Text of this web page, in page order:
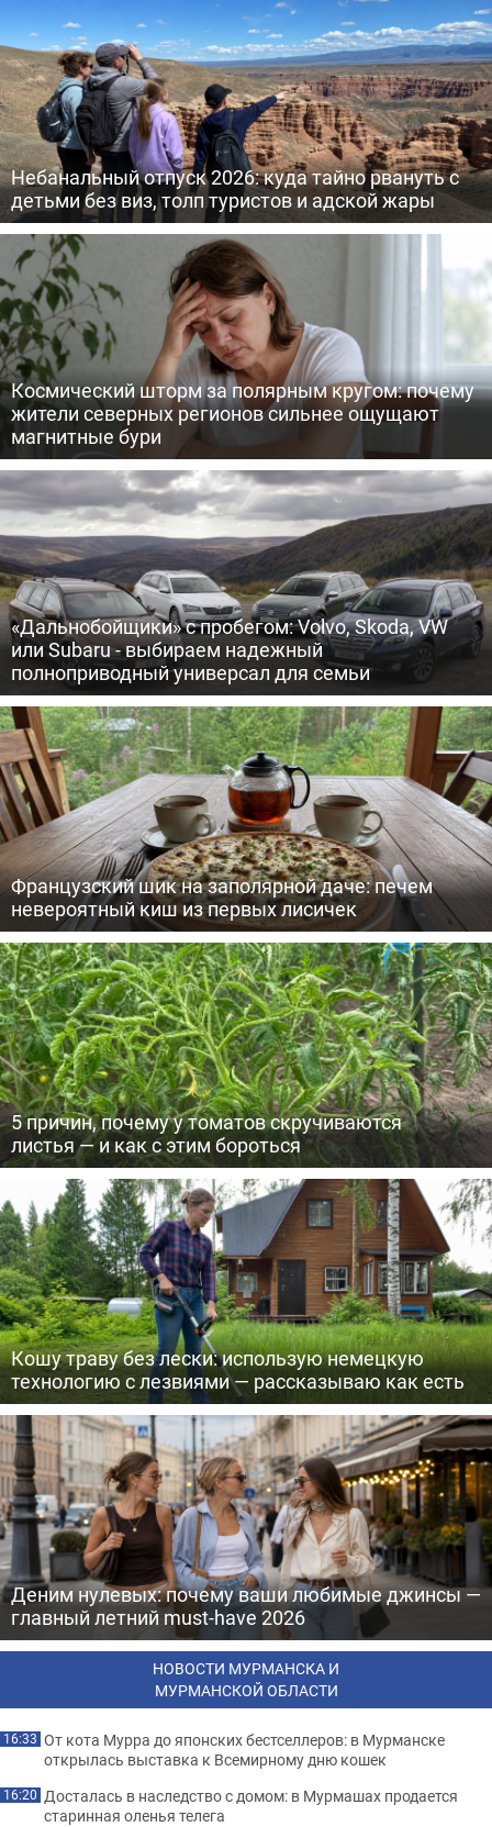
Небанальный отпуск 2026: куда тайно рвануть с
детьми без виз, толп туристов и адской жары
Космический шторм за полярным кругом: почему
жители северных регионов сильнее ощущают
магнитные бури
«Дальнобойщики» с пробегом: Volvo, Skoda, VW
или Subaru - выбираем надежный
полноприводный универсал для семьи
Французский шик на заполярной даче: печем
невероятный киш из первых лисичек
5 причин, почему у томатов скручиваются
листья — и как с этим бороться
Кошу траву без лески: использую немецкую
технологию с лезвиями — рассказываю как есть
Деним нулевых: почему ваши любимые джинсы —
главный летний must-have 2026
НОВОСТИ МУРМАНСКА И
МУРМАНСКОЙ ОБЛАСТИ
16:33 От кота Мурра до японских бестселлеров: в Мурманске
открылась выставка к Всемирному дню кошек
16:20 Досталась в наследство с домом: в Мурмашах продается
старинная оленья телега